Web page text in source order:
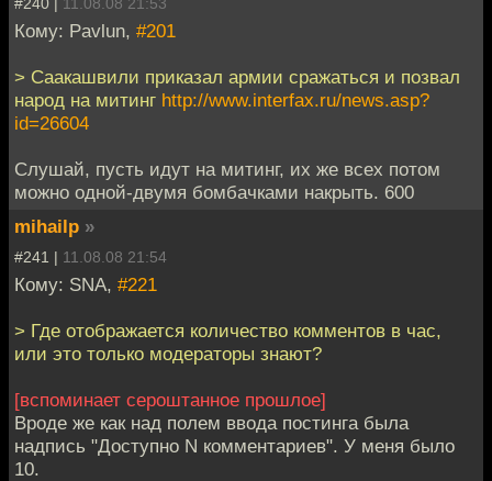
Кому: Pavlun, #201
> Саакашвили приказал армии сражаться и позвал
народ на митинг http://www.interfax.ru/news.asp?
id=26604
Слушай, пусть идут на митинг, их же всех потом
можно одной-двумя бомбачками накрыть. 600
mihailp »
#241 | 11.08.08 21:54
Кому: SNA, #221
> Где отображается количество комментов в час,
или это только модераторы знают?
[вспоминает сероштанное прошлое]
Вроде же как над полем ввода постинга была
надпись "Доступно N комментариев". У меня было
10.